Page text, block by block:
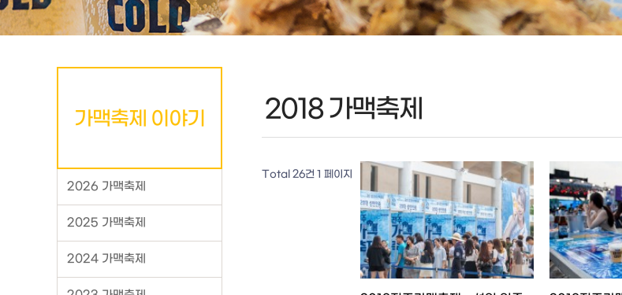
가맥축제 이야기
2026 가맥축제
2025 가맥축제
2024 가맥축제
2018 가맥축제
Total 26건 1 페이지